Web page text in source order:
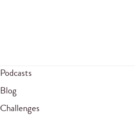
Podcasts
Blog
Challenges